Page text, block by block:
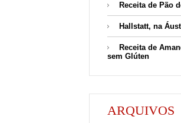
Receita de Pão
Hallstatt, na
Receita de
sem Glúten
ARQUIVOS